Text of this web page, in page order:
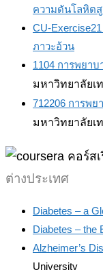
ความดันโลหิตสู
CU-
ภาวะอ้วน
1104 การพยา
มหาวิทยาลัยเ
712206 การพย
มหาวิทยาลัยเ
ต่างประเทศ
Diabetes – a
Diabetes – the
Alzheimer’s
University